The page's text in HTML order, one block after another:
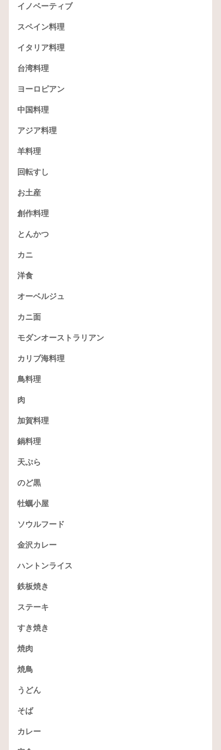
イノベーティブ
スペイン料理
イタリア料理
台湾料理
ヨーロピアン
中国料理
アジア料理
羊料理
回転すし
お土産
創作料理
とんかつ
カニ
洋食
オーベルジュ
カニ面
モダンオーストラリアン
カリブ海料理
鳥料理
肉
加賀料理
鍋料理
天ぷら
のど黒
牡蠣小屋
ソウルフード
金沢カレー
ハントンライス
鉄板焼き
ステーキ
すき焼き
焼肉
焼鳥
うどん
そば
カレー